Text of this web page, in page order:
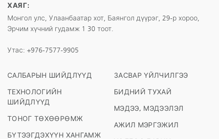
ХАЯГ:
Монгол улс, Улаанбаатар хот, Баянгол дүүрэг, 29-р хороо,
Эрчим хүчний гудамж 1 30 тоот.
Утас: +976-7577-9905
САЛБАРЫН ШИЙДЛҮҮД
ТЕХНОЛОГИЙН
ШИЙДЛҮҮД
ТОНОГ ТӨХӨӨРӨМЖ
БҮТЭЭГДЭХҮҮН ХАНГАМЖ
ЗАСВАР ҮЙЛЧИЛГЭЭ
БИДНИЙ ТУХАЙ
МЭДЭЭ, МЭДЭЭЛЭЛ
АЖИЛ МЭРГЭЖИЛ